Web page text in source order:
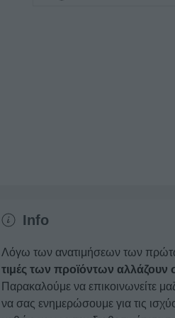
Info
Λόγω των ανατιμήσεων των
τιμές των προϊόντων αλλάζουν
Παρακαλούμε να επικοινωνείτε
να σας ενημερώσουμε για τις